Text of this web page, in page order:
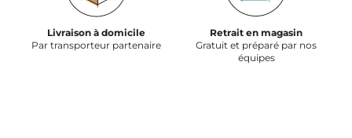
Livraison à domicile
Par transporteur partenaire
Retrait en magasin
Gratuit et préparé par nos
équipes